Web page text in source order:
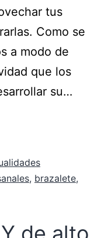
tus
Como se
a modo de
que los
su…
, brazalete,